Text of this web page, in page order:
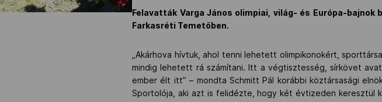
Felavatták Varga János olimpiai, világ- és Európa-
Farkasréti Temetőben.
„Akárhova hívtuk, ahol tenni lehetett olimpikonokért,
mindig lehetett rá számítani. Itt a végtisztesség, sírkövet
ember élt itt” – mondta Schmitt Pál korábbi köztársasági
Sportolója, aki azt is felidézte, hogy két évtizeden keresztül